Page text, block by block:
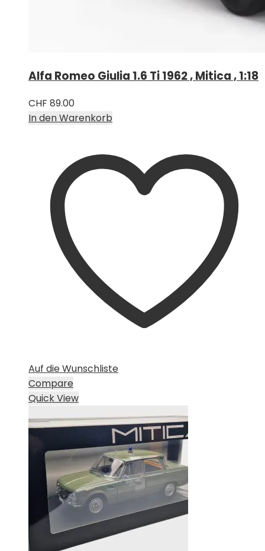
Alfa Romeo Giulia 1.6 Ti 1962 , Mitica , 1:18
CHF 89.00
In den Warenkorb
Auf die Wunschliste
Compare
Quick View